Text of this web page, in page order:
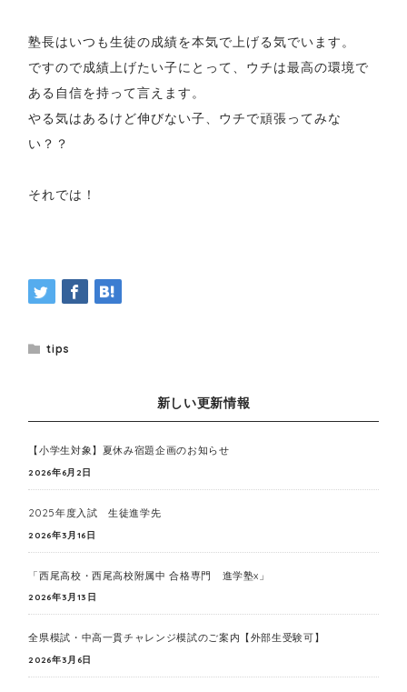
塾長はいつも生徒の成績を本気で上げる気でいます。
ですので成績上げたい子にとって、ウチは最高の環境で
ある自信を持って言えます。
やる気はあるけど伸びない子、ウチで頑張ってみな
い？？
それでは！
tips
新しい更新情報
【小学生対象】夏休み宿題企画のお知らせ
2026年6月2日
2025年度入試 生徒進学先
2026年3月16日
「西尾高校・西尾高校附属中 合格専門 進学塾x」
2026年3月13日
全県模試・中高一貫チャレンジ模試のご案内【外部生受験可】
2026年3月6日